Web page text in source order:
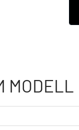
MODELL